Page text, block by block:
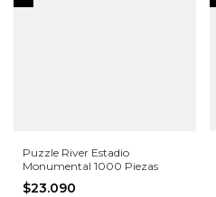
Puzzle River Estadio
Monumental 1000 Piezas
$23.090